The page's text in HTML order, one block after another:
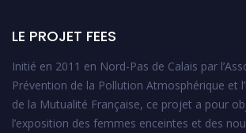
LE PROJET FEES
Initié en 2011 en Nord-Pas de Calais par
Prévention de la Pollution Atmosphérique et
de la Mutualité Française, ce projet a pour
l’exposition des femmes enceintes et des